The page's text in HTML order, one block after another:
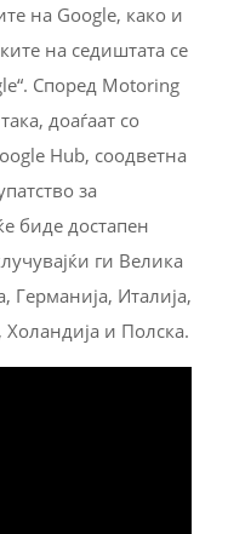
на Google, како и
на седиштата се
Според Motoring
доаѓаат со
Hub, соодветна
за
биде достапен
ги Велика
Германија, Италија,
Холандија и Полска.